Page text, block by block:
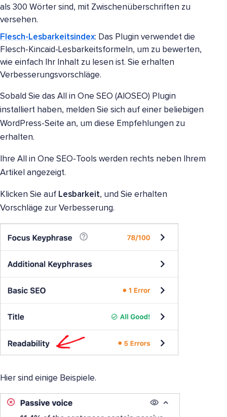
als 300 Wörter sind, mit Zwischenüberschriften zu
versehen.
Flesch-Lesbarkeitsindex: Das Plugin verwendet die
Flesch-Kincaid-Lesbarkeitsformeln, um zu bewerten,
wie einfach Ihr Inhalt zu lesen ist. Sie erhalten
Verbesserungsvorschläge.
Sobald Sie das All in One SEO (AIOSEO) Plugin
installiert haben, melden Sie sich auf einer beliebigen
WordPress-Seite an, um diese Empfehlungen zu
erhalten.
Ihre All in One SEO-Tools werden rechts neben Ihrem
Artikel angezeigt.
Klicken Sie auf Lesbarkeit, und Sie erhalten
Vorschläge zur Verbesserung.
Hier sind einige Beispiele.